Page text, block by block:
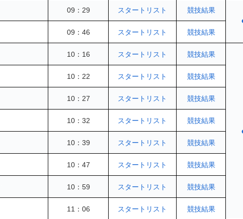
09：29 スタートリスト 競技結果
09：46 スタートリスト 競技結果
10：16 スタートリスト 競技結果
10：22 スタートリスト 競技結果
10：27 スタートリスト 競技結果
10：32 スタートリスト 競技結果
10：39 スタートリスト 競技結果
10：47 スタートリスト 競技結果
10：59 スタートリスト 競技結果
11：06 スタートリスト 競技結果